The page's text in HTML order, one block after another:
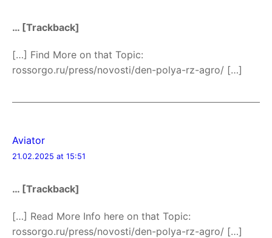
… [Trackback]
[…] Find More on that Topic:
rossorgo.ru/press/novosti/den-polya-rz-agro/ […]
Aviator
21.02.2025 at 15:51
… [Trackback]
[…] Read More Info here on that Topic:
rossorgo.ru/press/novosti/den-polya-rz-agro/ […]